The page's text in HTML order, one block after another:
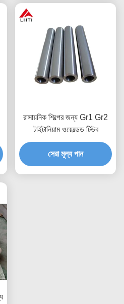
রাসায়নিক শিল্পের জন্য Gr1 Gr2
টাইটানিয়াম ওয়েল্ডেড টিউব
সেরা মূল্য পান